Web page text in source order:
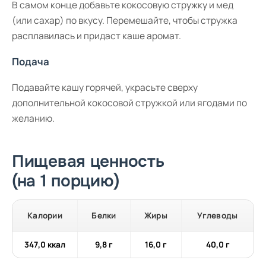
В самом конце добавьте кокосовую стружку и мед
(или сахар) по вкусу. Перемешайте, чтобы стружка
расплавилась и придаст каше аромат.
Подача
Подавайте кашу горячей, украсьте сверху
дополнительной кокосовой стружкой или ягодами по
желанию.
Пищевая ценность
(на 1 порцию)
Калории Белки Жиры Углеводы
347,0 ккал 9,8 г 16,0 г 40,0 г